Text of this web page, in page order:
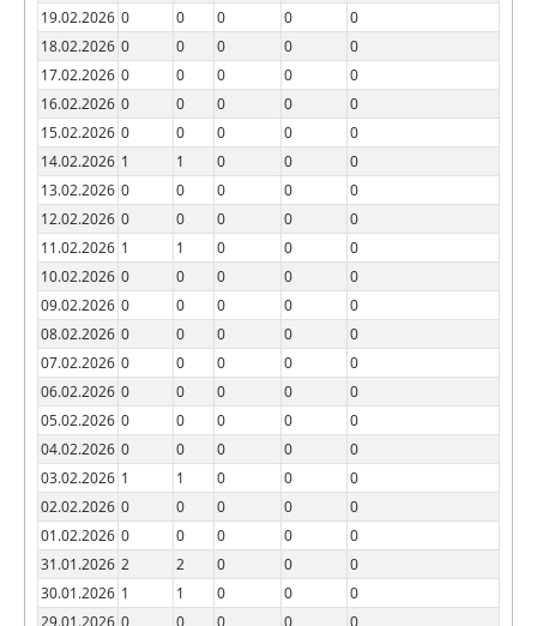
19.02.2026 0 0 0 0
0
18.02.2026 0 0 0 0
0
17.02.2026 0 0 0 0
0
16.02.2026 0 0 0 0
0
15.02.2026 0 0 0 0
0
14.02.2026 1 1 0 0
0
13.02.2026 0 0 0 0
0
12.02.2026 0 0 0 0
0
11.02.2026 1 1 0 0
0
10.02.2026 0 0 0 0
0
09.02.2026 0 0 0 0
0
08.02.2026 0 0 0 0
0
07.02.2026 0 0 0 0
0
06.02.2026 0 0 0 0
0
05.02.2026 0 0 0 0
0
04.02.2026 0 0 0 0
0
03.02.2026 1 1 0 0
0
02.02.2026 0 0 0 0
0
01.02.2026 0 0 0 0
0
31.01.2026 2 2 0 0
0
30.01.2026 1 1 0 0
0
29.01.2026 0 0 0 0
0